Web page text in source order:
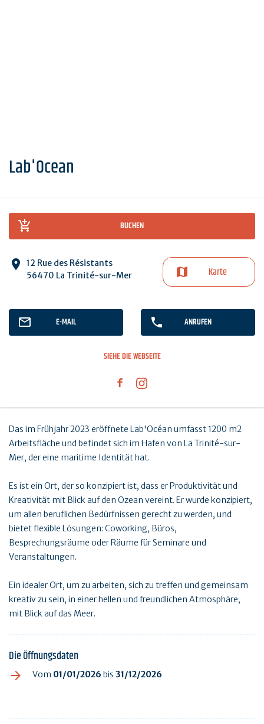
Lab'Ocean
BUCHEN
12 Rue des Résistants
56470 La Trinité-sur-Mer
Karte
E-MAIL ANRUFEN
SIEHE DIE WEBSEITE
Das im Frühjahr 2023 eröffnete Lab'Océan umfasst 1200 m2
Arbeitsfläche und befindet sich im Hafen von La Trinité-sur-
Mer, der eine maritime Identität hat.
Es ist ein Ort, der so konzipiert ist, dass er Produktivität und
Kreativität mit Blick auf den Ozean vereint. Er wurde konzipiert,
um allen beruflichen Bedürfnissen gerecht zu werden, und
bietet flexible Lösungen: Coworking, Büros,
Besprechungsräume oder Räume für Seminare und
Veranstaltungen.
Ein idealer Ort, um zu arbeiten, sich zu treffen und gemeinsam
kreativ zu sein, in einer hellen und freundlichen Atmosphäre,
mit Blick auf das Meer.
Die Öffnungsdaten
Vom 01/01/2026 bis 31/12/2026